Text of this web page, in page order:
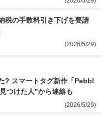
税の手数料引き下げを要請
(2026/5/29)
? スマートタグ新作「Pebbl
つけた人”から連絡も
(2026/5/29)